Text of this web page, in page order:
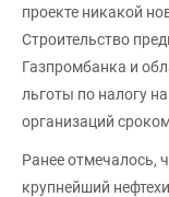
проекте никакой
Строительство
Газпромбанка и
льготы по налогу
организаций
Ранее отмечалось,
крупнейший